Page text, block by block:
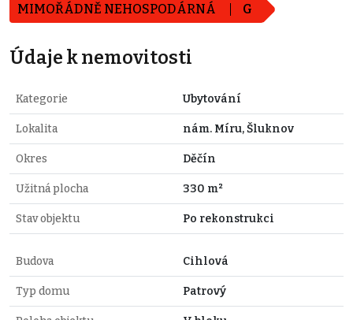
MIMOŘÁDNĚ NEHOSPODÁRNÁ G
Údaje k nemovitosti
Kategorie Ubytování
Lokalita nám. Míru, Šluknov
Okres Děčín
Užitná plocha 330 m²
Stav objektu Po rekonstrukci
Budova Cihlová
Typ domu Patrový